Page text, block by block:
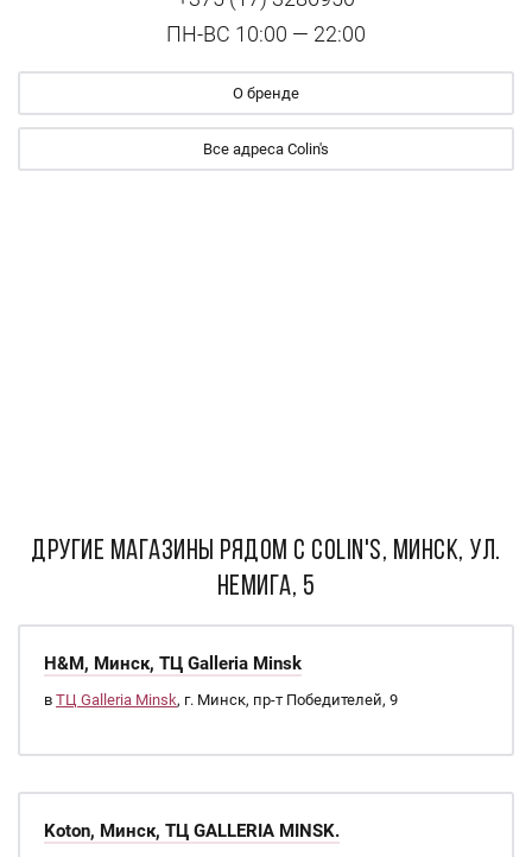
ПН-ВС 10:00 — 22:00
О бренде
Все адреса Colin's
ДРУГИЕ МАГАЗИНЫ РЯДОМ С Colin's, Минск, ул.
Немига, 5
H&M, Минск, ТЦ Galleria Minsk
в ТЦ Galleria Minsk, г. Минск, пр-т Победителей, 9
Koton, Минск, ТЦ GALLERIA MINSK.